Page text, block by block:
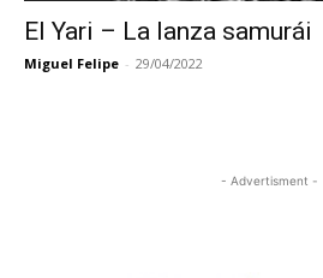
El Yari – La lanza samurái
Miguel Felipe - 29/04/2022
- Advertisment -